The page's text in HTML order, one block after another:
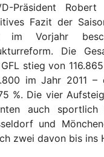
Präsident
Fazit der
im Vorjahr
Die
stieg von
im Jahr 2011 –
%. Die vier
auch sportlich
und
zwei davon bis ins